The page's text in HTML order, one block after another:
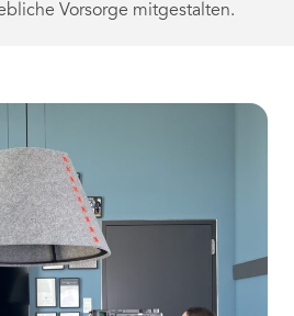
Vorsorge mitgestalten.